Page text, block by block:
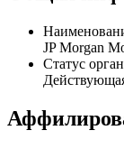
Общая
JP Morgan
Статус